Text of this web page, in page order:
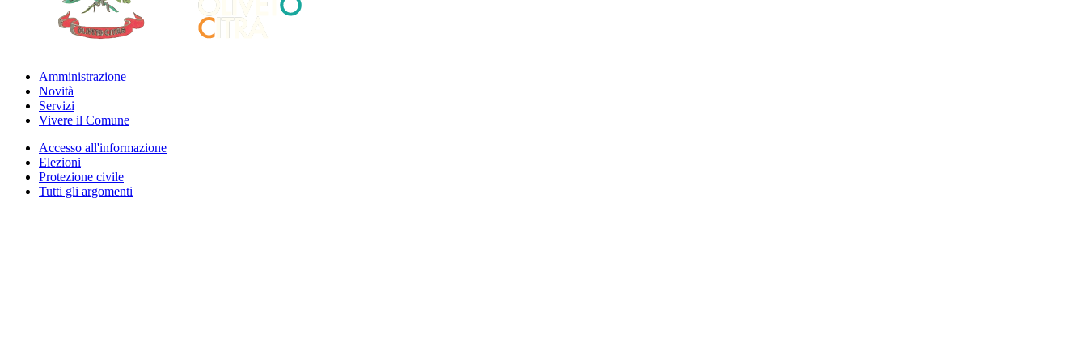
Amministrazione
Novità
Servizi
Vivere il Comune
Accesso all'informazione
Elezioni
Protezione civile
Tutti gli argomenti